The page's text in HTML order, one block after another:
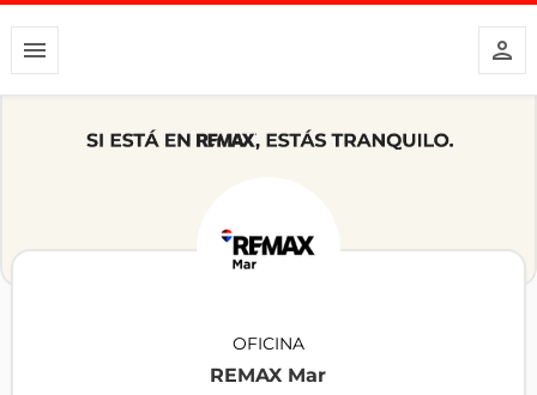
OFICINA
REMAX Mar